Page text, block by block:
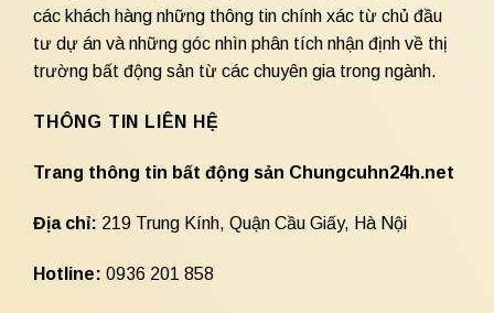
các khách hàng những thông tin chính xác từ chủ đầu
tư dự án và những góc nhìn phân tích nhận định về thị
trường bất động sản từ các chuyên gia trong ngành.
THÔNG TIN LIÊN HỆ
Trang thông tin bất động sản Chungcuhn24h.net
Địa chỉ: 219 Trung Kính, Quận Cầu Giấy, Hà Nội
Hotline: 0936 201 858